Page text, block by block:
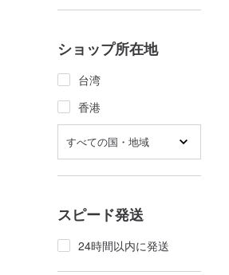
ショップ所在地
台湾
香港
すべての国・地域
スピード発送
24時間以内に発送